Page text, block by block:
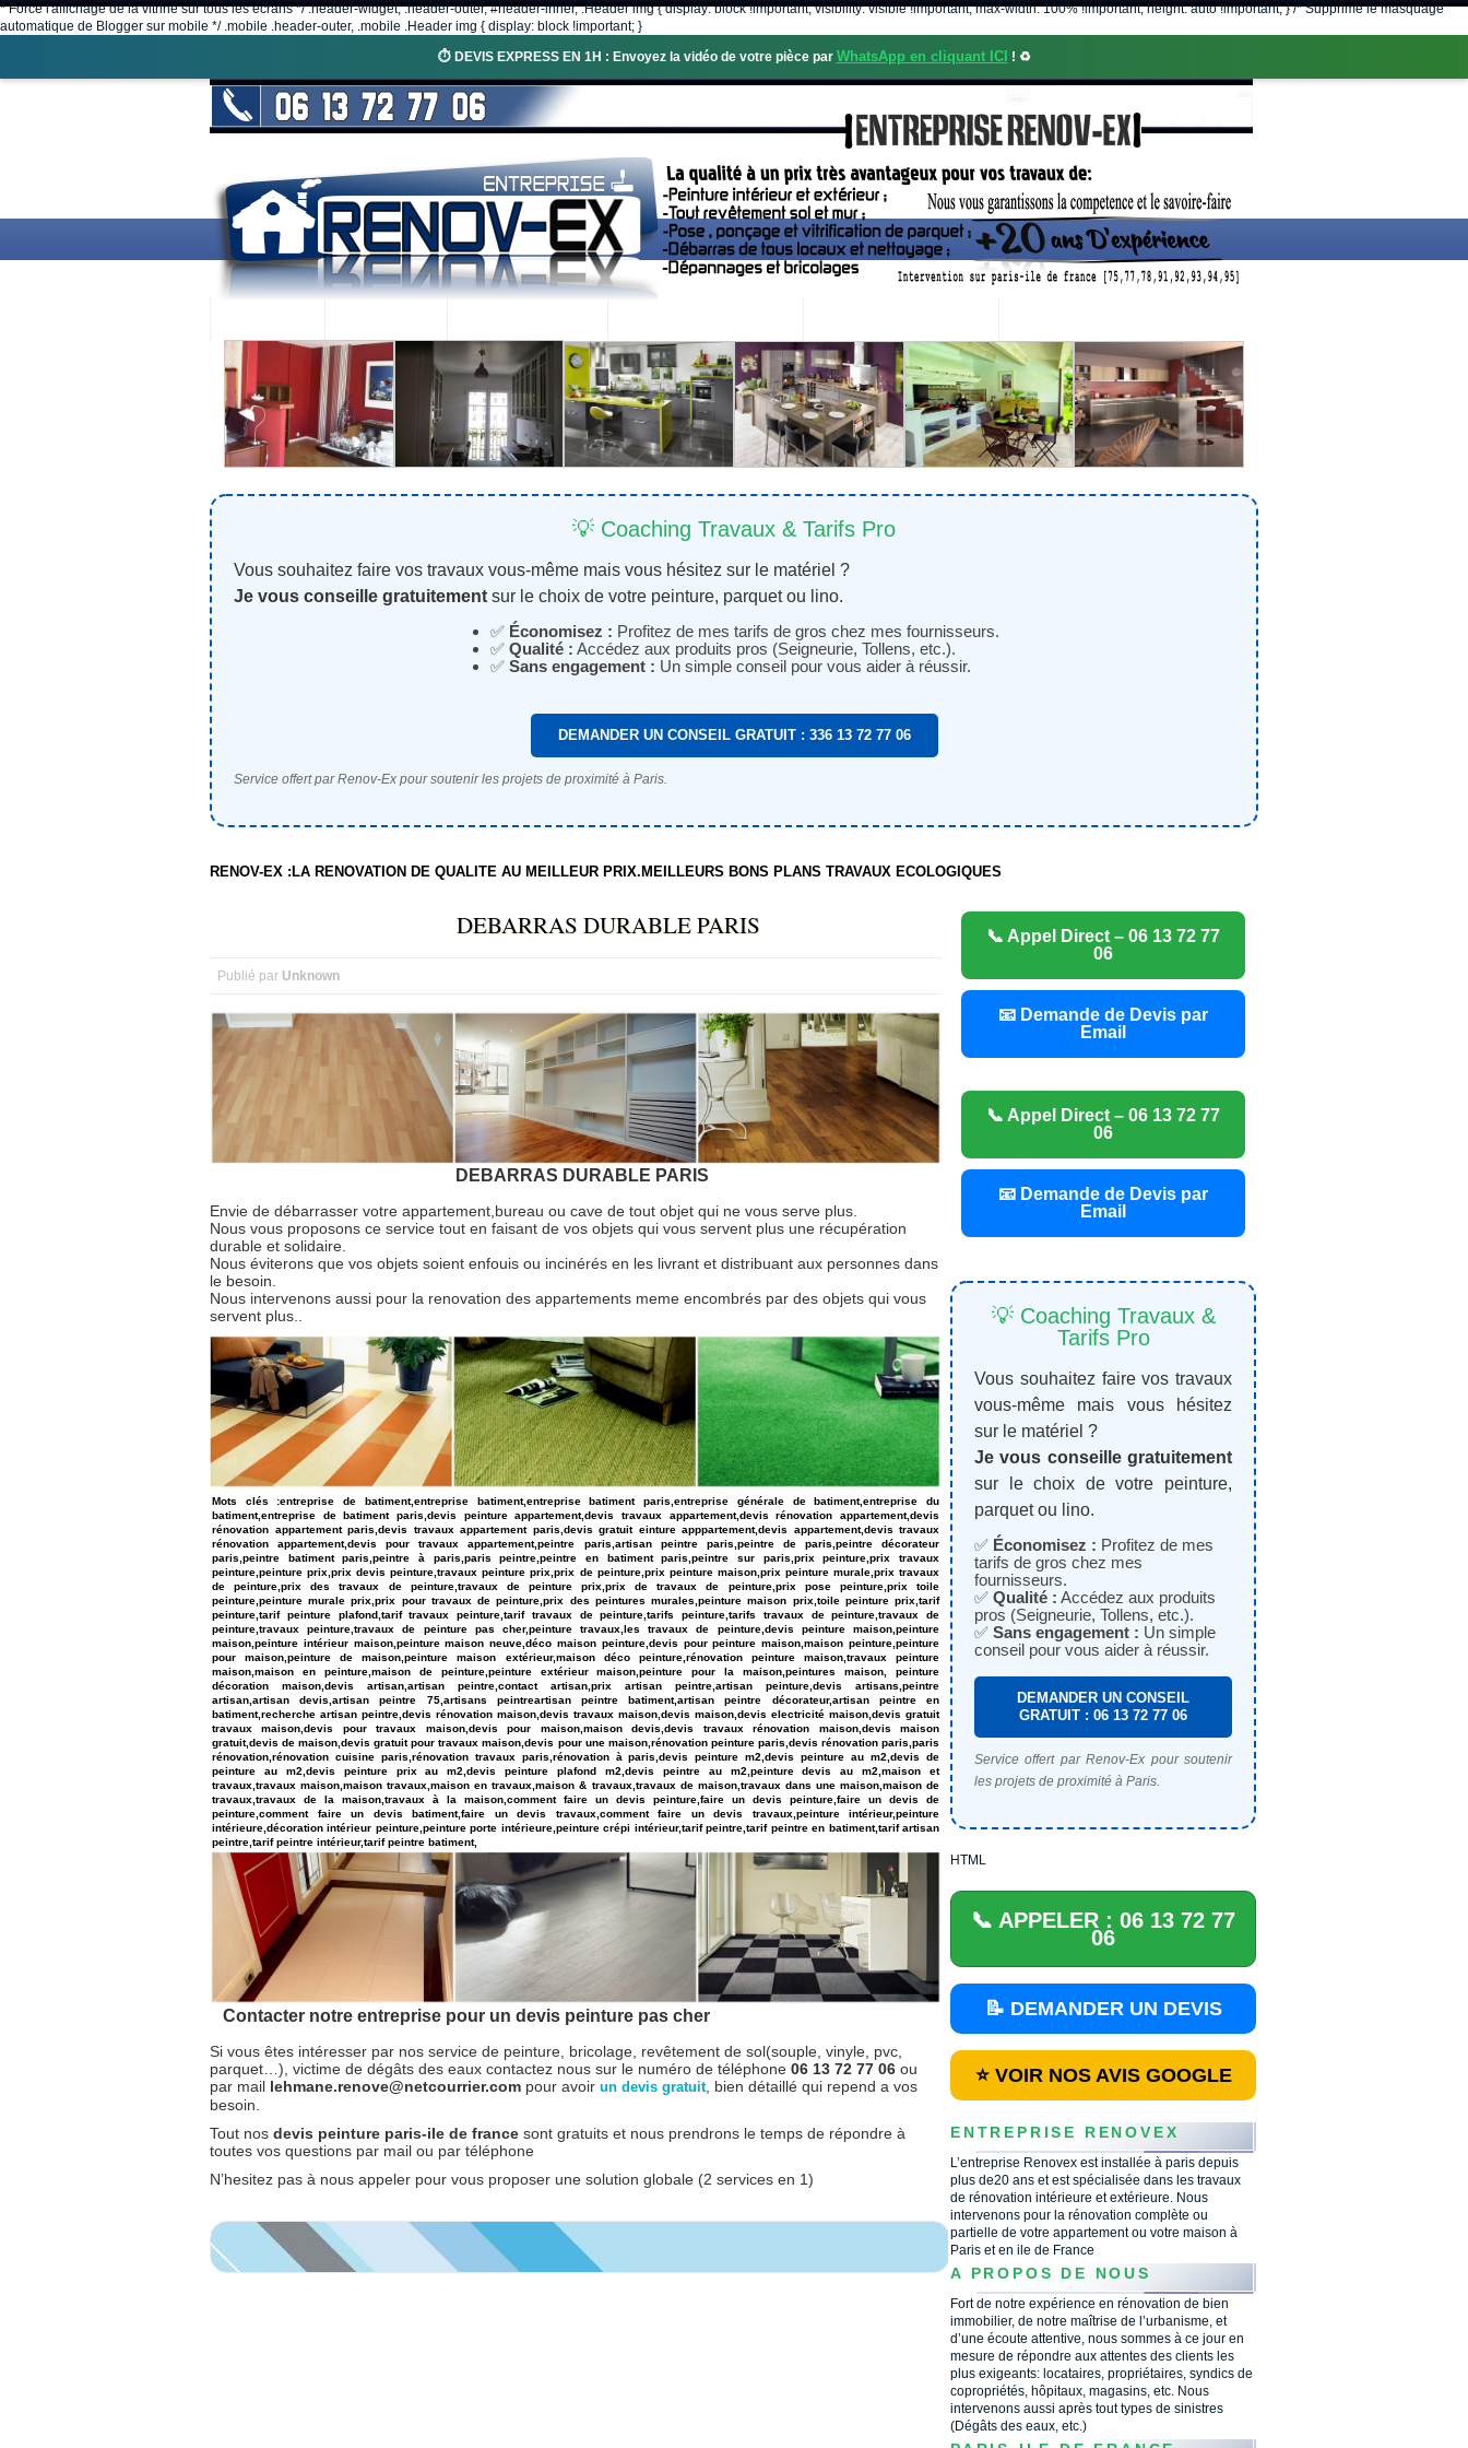
* Force l'affichage de la vitrine sur tous les écrans */ .header-widget, .header-outer, #header-inner, .Header img { display: block !important; visibility: visible !important; max-width: 100% !important; height: auto !important; } /* Supprime le masquage
automatique de Blogger sur mobile */ .mobile .header-outer, .mobile .Header img { display: block !important; }
⏱️ DEVIS EXPRESS EN 1H : Envoyez la vidéo de votre pièce par WhatsApp en cliquant ICI ! ♻️
💡 Coaching Travaux & Tarifs Pro
Vous souhaitez faire vos travaux vous-même mais vous hésitez sur le matériel ?
Je vous conseille gratuitement sur le choix de votre peinture, parquet ou lino.
✅ Économisez : Profitez de mes tarifs de gros chez mes fournisseurs.
✅ Qualité : Accédez aux produits pros (Seigneurie, Tollens, etc.).
✅ Sans engagement : Un simple conseil pour vous aider à réussir.
DEMANDER UN CONSEIL GRATUIT : 336 13 72 77 06
Service offert par Renov-Ex pour soutenir les projets de proximité à Paris.
RENOV-EX :LA RENOVATION DE QUALITE AU MEILLEUR PRIX.MEILLEURS BONS PLANS TRAVAUX ECOLOGIQUES
DEBARRAS DURABLE PARIS
Publié par Unknown
DEBARRAS DURABLE PARIS
Envie de débarrasser votre appartement,bureau ou cave de tout objet qui ne vous serve plus.
Nous vous proposons ce service tout en faisant de vos objets qui vous servent plus une récupération
durable et solidaire.
Nous éviterons que vos objets soient enfouis ou incinérés en les livrant et distribuant aux personnes dans
le besoin.
Nous intervenons aussi pour la renovation des appartements meme encombrés par des objets qui vous
servent plus..
Mots clés :entreprise de batiment,entreprise batiment,entreprise batiment paris,entreprise générale de batiment,entreprise du
batiment,entreprise de batiment paris,devis peinture appartement,devis travaux appartement,devis rénovation appartement,devis
rénovation appartement paris,devis travaux appartement paris,devis gratuit einture apppartement,devis appartement,devis travaux
rénovation appartement,devis pour travaux appartement,peintre paris,artisan peintre paris,peintre de paris,peintre décorateur
paris,peintre batiment paris,peintre à paris,paris peintre,peintre en batiment paris,peintre sur paris,prix peinture,prix travaux
peinture,peinture prix,prix devis peinture,travaux peinture prix,prix de peinture,prix peinture maison,prix peinture murale,prix travaux
de peinture,prix des travaux de peinture,travaux de peinture prix,prix de travaux de peinture,prix pose peinture,prix toile
peinture,peinture murale prix,prix pour travaux de peinture,prix des peintures murales,peinture maison prix,toile peinture prix,tarif
peinture,tarif peinture plafond,tarif travaux peinture,tarif travaux de peinture,tarifs peinture,tarifs travaux de peinture,travaux de
peinture,travaux peinture,travaux de peinture pas cher,peinture travaux,les travaux de peinture,devis peinture maison,peinture
maison,peinture intérieur maison,peinture maison neuve,déco maison peinture,devis pour peinture maison,maison peinture,peinture
pour maison,peinture de maison,peinture maison extérieur,maison déco peinture,rénovation peinture maison,travaux peinture
maison,maison en peinture,maison de peinture,peinture extérieur maison,peinture pour la maison,peintures maison, peinture
décoration maison,devis artisan,artisan peintre,contact artisan,prix artisan peintre,artisan peinture,devis artisans,peintre
artisan,artisan devis,artisan peintre 75,artisans peintreartisan peintre batiment,artisan peintre décorateur,artisan peintre en
batiment,recherche artisan peintre,devis rénovation maison,devis travaux maison,devis maison,devis electricité maison,devis gratuit
travaux maison,devis pour travaux maison,devis pour maison,maison devis,devis travaux rénovation maison,devis maison
gratuit,devis de maison,devis gratuit pour travaux maison,devis pour une maison,rénovation peinture paris,devis rénovation paris,paris
rénovation,rénovation cuisine paris,rénovation travaux paris,rénovation à paris,devis peinture m2,devis peinture au m2,devis de
peinture au m2,devis peinture prix au m2,devis peinture plafond m2,devis peintre au m2,peinture devis au m2,maison et
travaux,travaux maison,maison travaux,maison en travaux,maison & travaux,travaux de maison,travaux dans une maison,maison de
travaux,travaux de la maison,travaux à la maison,comment faire un devis peinture,faire un devis peinture,faire un devis de
peinture,comment faire un devis batiment,faire un devis travaux,comment faire un devis travaux,peinture intérieur,peinture
intérieure,décoration intérieur peinture,peinture porte intérieure,peinture crépi intérieur,tarif peintre,tarif peintre en batiment,tarif artisan
peintre,tarif peintre intérieur,tarif peintre batiment,
Contacter notre entreprise pour un devis peinture pas cher
Si vous êtes intéresser par nos service de peinture, bricolage, revêtement de sol(souple, vinyle, pvc,
parquet…), victime de dégâts des eaux contactez nous sur le numéro de téléphone 06 13 72 77 06 ou
par mail lehmane.renove@netcourrier.com pour avoir un devis gratuit, bien détaillé qui repend a vos
besoin.
Tout nos devis peinture paris-ile de france sont gratuits et nous prendrons le temps de répondre à
toutes vos questions par mail ou par téléphone
N’hesitez pas à nous appeler pour vous proposer une solution globale (2 services en 1)
📞 Appel Direct – 06 13 72 77
06
📧 Demande de Devis par
Email
📞 Appel Direct – 06 13 72 77
06
📧 Demande de Devis par
Email
💡 Coaching Travaux &
Tarifs Pro
Vous souhaitez faire vos travaux
vous-même mais vous hésitez
sur le matériel ?
Je vous conseille gratuitement
sur le choix de votre peinture,
parquet ou lino.
✅ Économisez : Profitez de mes
tarifs de gros chez mes
fournisseurs.
✅ Qualité : Accédez aux produits
pros (Seigneurie, Tollens, etc.).
✅ Sans engagement : Un simple
conseil pour vous aider à réussir.
DEMANDER UN CONSEIL
GRATUIT : 06 13 72 77 06
Service offert par Renov-Ex pour soutenir
les projets de proximité à Paris.
HTML
📞 APPELER : 06 13 72 77
06
📝 DEMANDER UN DEVIS
⭐ VOIR NOS AVIS GOOGLE
ENTREPRISE RENOVEX
L’entreprise Renovex est installée à paris depuis
plus de20 ans et est spécialisée dans les travaux
de rénovation intérieure et extérieure. Nous
intervenons pour la rénovation complète ou
partielle de votre appartement ou votre maison à
Paris et en ile de France
A PROPOS DE NOUS
Fort de notre expérience en rénovation de bien
immobilier, de notre maîtrise de l’urbanisme, et
d’une écoute attentive, nous sommes à ce jour en
mesure de répondre aux attentes des clients les
plus exigeants: locataires, propriétaires, syndics de
copropriétés, hôpitaux, magasins, etc. Nous
intervenons aussi après tout types de sinistres
(Dégâts des eaux, etc.)